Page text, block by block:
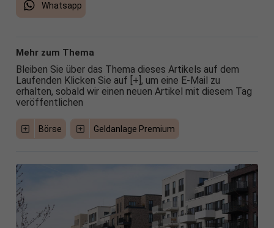
Whatsapp
Mehr zum Thema
Bleiben Sie über das Thema dieses Artikels auf dem
Laufenden Klicken Sie auf [+], um eine E-Mail zu
erhalten, sobald wir einen neuen Artikel mit diesem Tag
veröffentlichen
Börse Geldanlage Premium